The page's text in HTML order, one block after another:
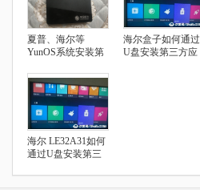
夏普、海尔等
YunOS系统安装第
海尔盒子如何通过
U盘安装第三方应
海尔 LE32A31如何
通过U盘安装第三